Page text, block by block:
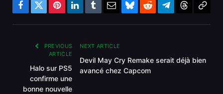
Facebook
TwitterPinterestLinkedInTumblrEmailBlueskyRedditTelegram
PREVIOUS
ARTICLE
Halo sur PS5
confirme une
bonne nouvelle
NEXT ARTICLE
Devil May Cry Remake serait déjà bien
avancé chez Capcom